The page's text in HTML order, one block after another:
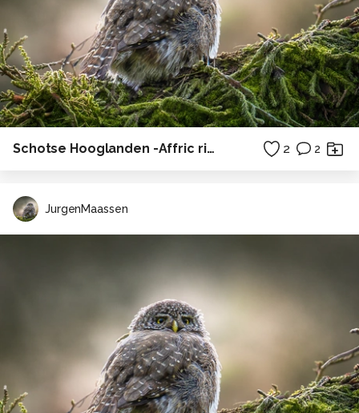
Schotse Hooglanden -Affric river 2 2
JurgenMaassen